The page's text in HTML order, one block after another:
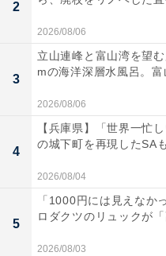
2
2026/08/06
3
立山連峰と富山湾を望
mの海洋深層水風呂。
2026/08/06
4
【兵庫県】「世界一忙
の城下町を再現したSA
2026/08/04
5
「1000円には見えなか
ロダクツのリュックが
2026/08/03